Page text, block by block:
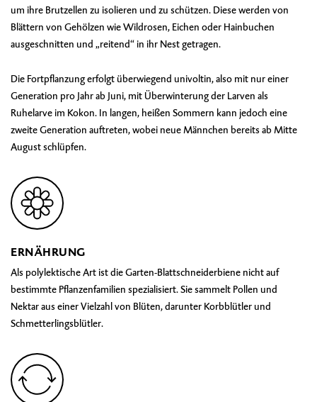
um ihre Brutzellen zu isolieren und zu schützen. Diese werden von
Blättern von Gehölzen wie Wildrosen, Eichen oder Hainbuchen
ausgeschnitten und „reitend“ in ihr Nest getragen.
Die Fortpflanzung erfolgt überwiegend univoltin, also mit nur einer
Generation pro Jahr ab Juni, mit Überwinterung der Larven als
Ruhelarve im Kokon. In langen, heißen Sommern kann jedoch eine
zweite Generation auftreten, wobei neue Männchen bereits ab Mitte
August schlüpfen.
ERNÄHRUNG
Als polylektische Art ist die Garten-Blattschneiderbiene nicht auf
bestimmte Pflanzenfamilien spezialisiert. Sie sammelt Pollen und
Nektar aus einer Vielzahl von Blüten, darunter Korbblütler und
Schmetterlingsblütler.